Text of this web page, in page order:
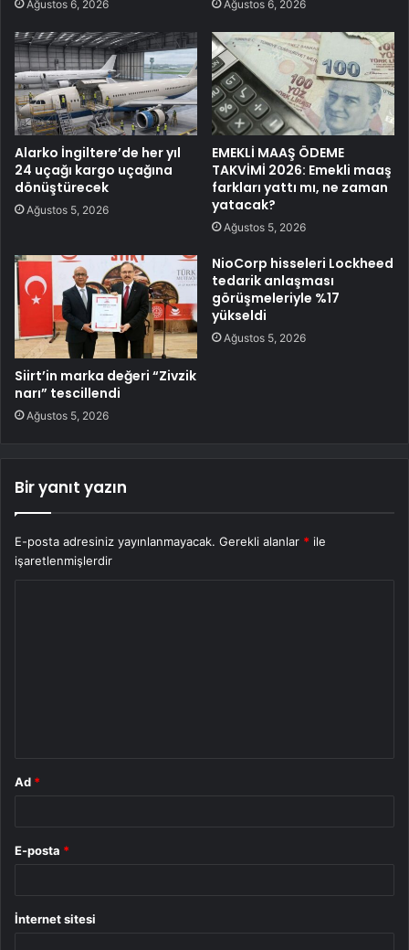
Ağustos 6, 2026 Ağustos 6, 2026
Alarko İngiltere’de her yıl
24 uçağı kargo uçağına
dönüştürecek
Ağustos 5, 2026
EMEKLİ MAAŞ ÖDEME
TAKVİMİ 2026: Emekli maaş
farkları yattı mı, ne zaman
yatacak?
Ağustos 5, 2026
Siirt’in marka değeri “Zivzik
narı” tescillendi
Ağustos 5, 2026
NioCorp hisseleri Lockheed
tedarik anlaşması
görüşmeleriyle %17
yükseldi
Ağustos 5, 2026
Bir yanıt yazın
E-posta adresiniz yayınlanmayacak. Gerekli alanlar * ile
işaretlenmişlerdir
Ad *
E-posta *
İnternet sitesi